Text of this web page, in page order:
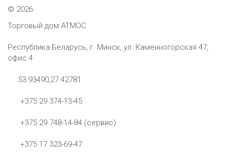
© 2026
Торговый дом АТМОС
Республика Беларусь, г. Минск, ул. Каменногорская 47,
офис 4
53.93490,27.42781
+375 29 374-13-45
+375 29 748-14-84 (сервис)
+375 17 323-69-47